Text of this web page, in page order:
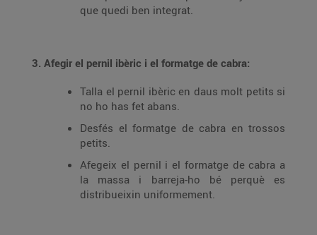
que quedi ben integrat.
3. Afegir el pernil ibèric i el formatge de cabra:
Talla el pernil ibèric en daus molt petits si
no ho has fet abans.
Desfés el formatge de cabra en trossos
petits.
Afegeix el pernil i el formatge de cabra a
la massa i barreja-ho bé perquè es
distribueixin uniformement.